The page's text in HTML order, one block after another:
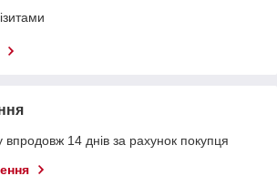
14 днів за рахунок покупця